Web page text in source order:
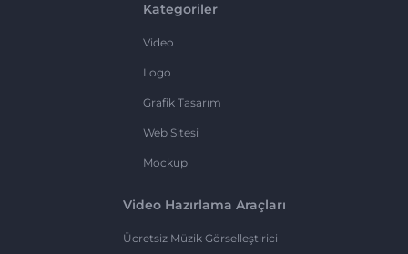
Kategoriler
Video
Logo
Grafik Tasarım
Web Sitesi
Mockup
Video Hazırlama Araçları
Ücretsiz Müzik Görselleştirici